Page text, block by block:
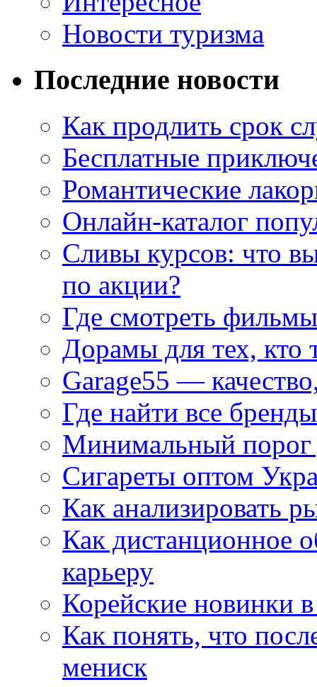
Новости туризма
Последние новости
Как продлить срок
Бесплатные
Романтические
Онлайн-каталог
Сливы курсов: что
по акции?
Где смотреть
Дорамы для тех, кто
Garage55 —
Где найти все
Минимальный порог
Сигареты оптом
Как анализировать
Как дистанционное
карьеру
Корейские новинки
Как понять, что
мениск